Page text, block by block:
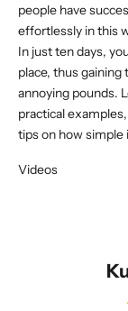
people have
effortlessly in this
In just ten days,
place, thus
annoying pounds.
practical
tips on how simple
Videos